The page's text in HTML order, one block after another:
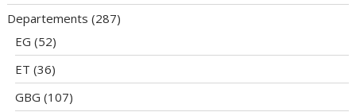
Departements (287)
EG (52)
ET (36)
GBG (107)